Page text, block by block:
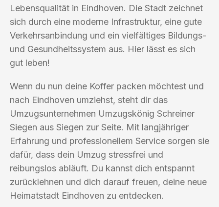
Lebensqualität in Eindhoven. Die Stadt zeichnet
sich durch eine moderne Infrastruktur, eine gute
Verkehrsanbindung und ein vielfältiges Bildungs-
und Gesundheitssystem aus. Hier lässt es sich
gut leben!
Wenn du nun deine Koffer packen möchtest und
nach Eindhoven umziehst, steht dir das
Umzugsunternehmen Umzugskönig Schreiner
Siegen aus Siegen zur Seite. Mit langjähriger
Erfahrung und professionellem Service sorgen sie
dafür, dass dein Umzug stressfrei und
reibungslos abläuft. Du kannst dich entspannt
zurücklehnen und dich darauf freuen, deine neue
Heimatstadt Eindhoven zu entdecken.